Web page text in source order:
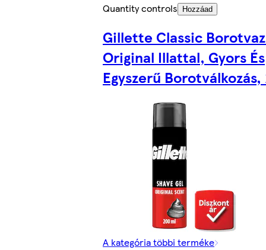
Quantity controls
Hozzáad
Gillette Classic
Original Illattal, Gyors És
Egyszerű
A kategória többi terméke